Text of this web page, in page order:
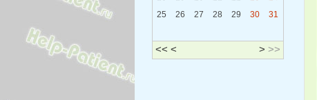
<< < > >>
25
26 27 28 29 30 31